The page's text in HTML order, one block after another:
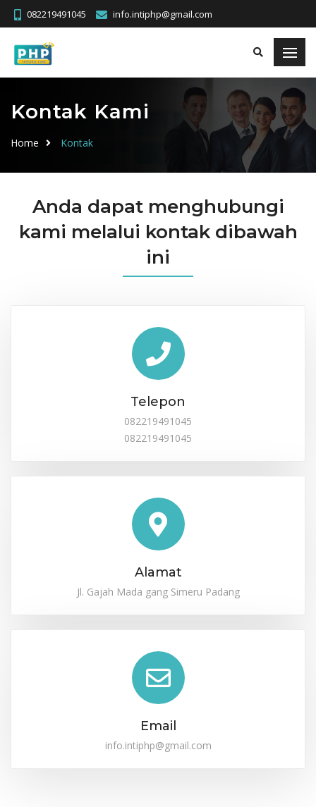
082219491045 info.intiphp@gmail.com
Kontak Kami
Home Kontak
Anda dapat menghubungi
kami melalui kontak dibawah
ini
Telepon
082219491045
082219491045
Alamat
Jl. Gajah Mada gang Simeru Padang
Email
info.intiphp@gmail.com